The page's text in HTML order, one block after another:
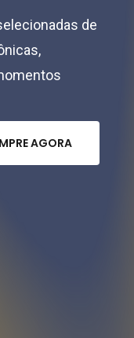
de
MPREAGORA